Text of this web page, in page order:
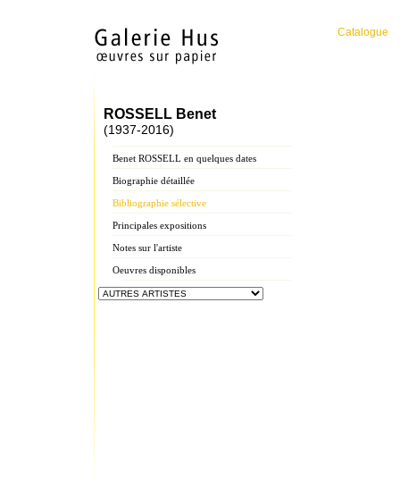
Catalogue
ROSSELL Benet
(1937-2016)
Benet ROSSELL en quelques dates
Biographie détaillée
Bibliographie sélective
Principales expositions
Notes sur l'artiste
Oeuvres disponibles